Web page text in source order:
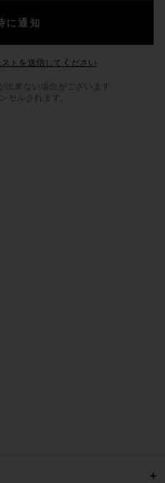
に通知
トを送信してください
出来ない場合がございます
セルされます。